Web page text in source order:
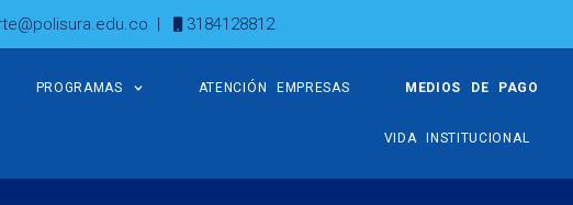
| 3184128812
PROGRAMAS ATENCIÓN EMPRESAS MEDIOS DE PAGO
VIDA INSTITUCIONAL